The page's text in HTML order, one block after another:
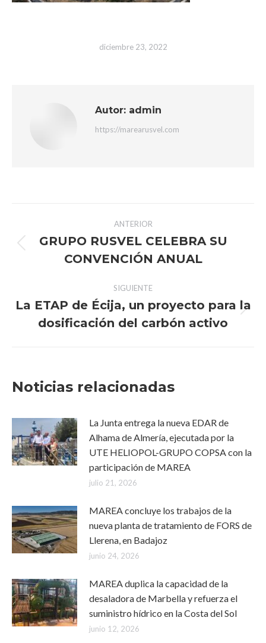
diciembre 23, 2022
Autor: admin
https://marearusvel.com
Navegación
entre
publicaciones
ANTERIOR
Publicación
anterior:
GRUPO RUSVEL CELEBRA SU
CONVENCIÓN ANUAL
SIGUIENTE
Publicación
siguiente:
La ETAP de Écija, un proyecto para la
dosificación del carbón activo
Noticias relacionadas
La Junta entrega la nueva EDAR de
Alhama de Almería, ejecutada por la
UTE HELIOPOL-GRUPO COPSA con la
participación de MAREA
julio 21, 2026
MAREA concluye los trabajos de la
nueva planta de tratamiento de FORS de
Llerena, en Badajoz
junio 24, 2026
MAREA duplica la capacidad de la
desaladora de Marbella y refuerza el
suministro hídrico en la Costa del Sol
junio 12, 2026